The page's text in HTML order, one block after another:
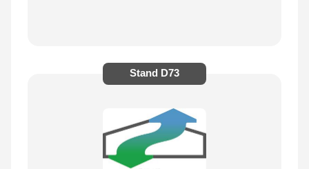
Stand D73